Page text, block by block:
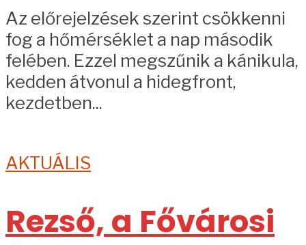
Az előrejelzések szerint csökkenni
fog a hőmérséklet a nap második
felében. Ezzel megszűnik a kánikula,
kedden átvonul a hidegfront,
kezdetben...
AKTUÁLIS
Rezső, a Fővárosi